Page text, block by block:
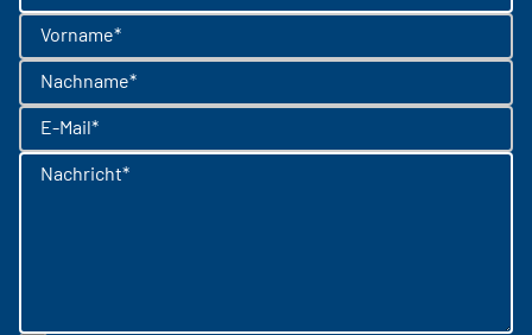
Vorname*
Nachname*
E-Mail*
Nachricht*